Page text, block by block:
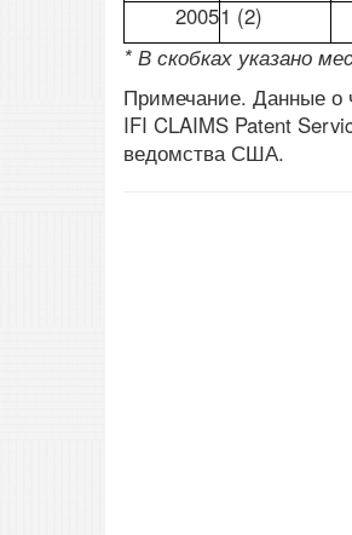
20051 (2)
* В скобках указано
Примечание. Данные о
IFI CLAIMS Patent
ведомства США.